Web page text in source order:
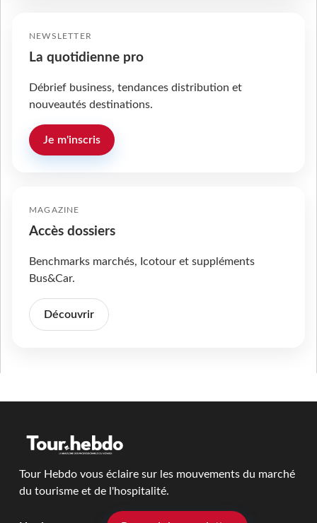
NEWSLETTER
La quotidienne pro
Débrief business, tendances distribution et
nouveautés destinations.
Je m'inscris
MAGAZINE
Accès dossiers
Benchmarks marchés, Icotour et suppléments
Bus&Car.
Découvrir
Tour Hebdo vous éclaire sur les mouvements du marché
du tourisme et de l'hospitalité.